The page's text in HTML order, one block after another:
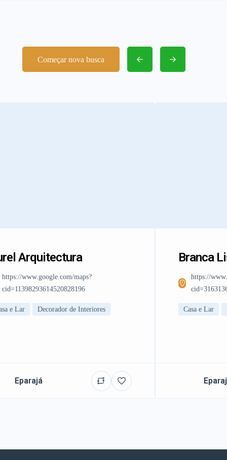
Começar nova busca
Arquitectura
https://www.google.com/maps?
cid=11398293614520828196
e Lar Decorador de Interiores
Eparajá
Branca
https://
Casa e Lar